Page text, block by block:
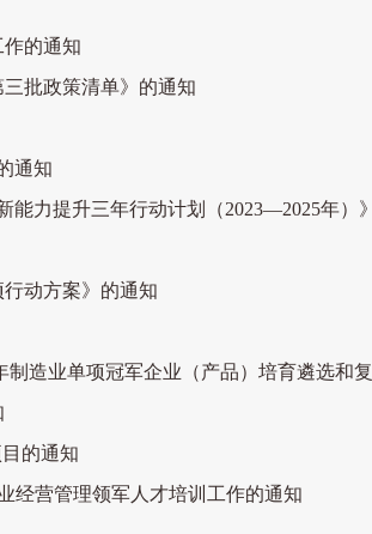
的通知
批政策清单》的通知
通知
力提升三年行动计划（2023—2025年）》
动方案》的通知
造业单项冠军企业（产品）培育遴选和复
的通知
经营管理领军人才培训工作的通知